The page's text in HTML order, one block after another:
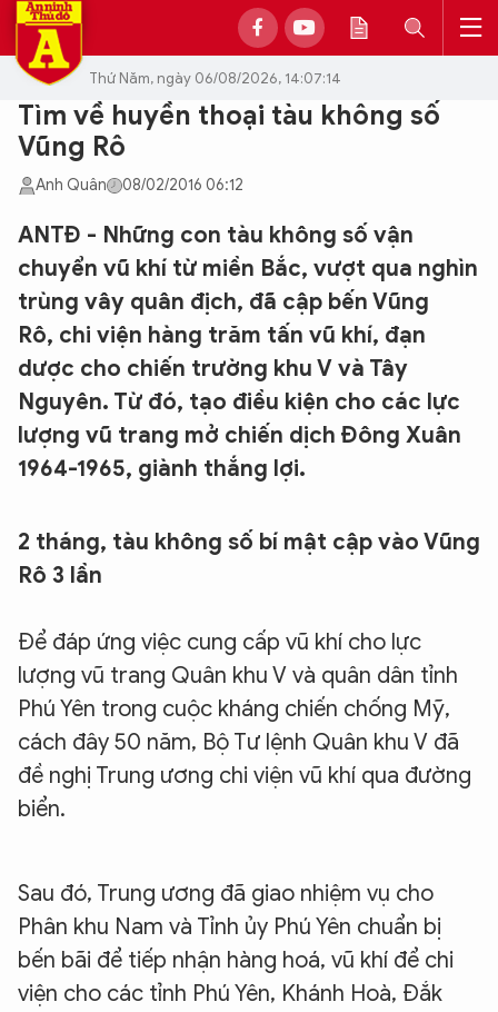
Thứ Năm, ngày 06/08/2026, 14:07:14
Tìm về huyền thoại tàu không số
Vũng Rô
Anh Quân 08/02/2016 06:12
ANTĐ - Những con tàu không số vận
chuyển vũ khí từ miền Bắc, vượt qua nghìn
trùng vây quân địch, đã cập bến Vũng
Rô, chi viện hàng trăm tấn vũ khí, đạn
dược cho chiến trường khu V và Tây
Nguyên. Từ đó, tạo điều kiện cho các lực
lượng vũ trang mở chiến dịch Đông Xuân
1964-1965, giành thắng lợi.
2 tháng, tàu không số bí mật cập vào Vũng
Rô 3 lần
Để đáp ứng việc cung cấp vũ khí cho lực
lượng vũ trang Quân khu V và quân dân tỉnh
Phú Yên trong cuộc kháng chiến chống Mỹ,
cách đây 50 năm, Bộ Tư lệnh Quân khu V đã
đề nghị Trung ương chi viện vũ khí qua đường
biển.
Sau đó, Trung ương đã giao nhiệm vụ cho
Phân khu Nam và Tỉnh ủy Phú Yên chuẩn bị
bến bãi để tiếp nhận hàng hoá, vũ khí để chi
viện cho các tỉnh Phú Yên, Khánh Hoà, Đắk